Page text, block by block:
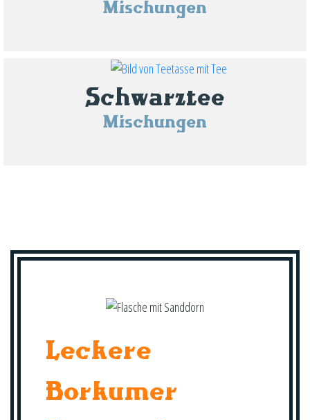
Mischungen
Schwarztee
Mischungen
Leckere
Borkumer